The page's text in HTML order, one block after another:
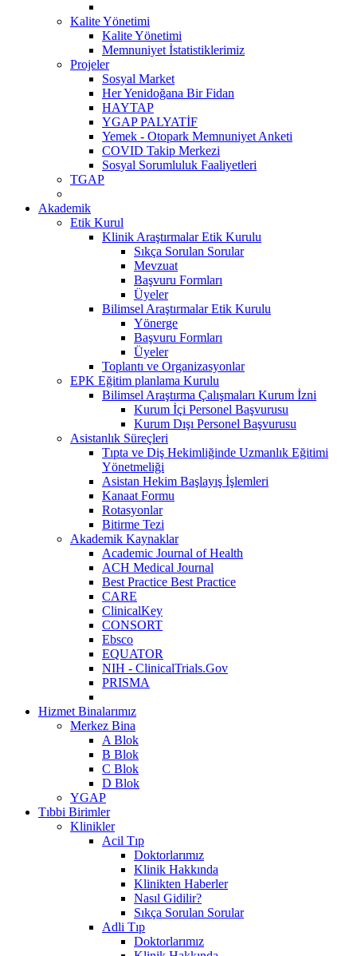
Kalite Yönetimi
Kalite Yönetimi
Memnuniyet İstatistiklerimiz
Projeler
Sosyal Market
Her Yenidoğana Bir Fidan
HAYTAP
YGAP PALYATİF
Yemek - Otopark Memnuniyet Anketi
COVID Takip Merkezi
Sosyal Sorumluluk Faaliyetleri
TGAP
Akademik
Etik Kurul
Klinik Araştırmalar Etik Kurulu
Sıkça Sorulan Sorular
Mevzuat
Başvuru Formları
Üyeler
Bilimsel Araştırmalar Etik Kurulu
Yönerge
Başvuru Formları
Üyeler
Toplantı ve Organizasyonlar
EPK Eğitim planlama Kurulu
Bilimsel Araştırma Çalışmaları Kurum İzni
Kurum İçi Personel Başvurusu
Kurum Dışı Personel Başvurusu
Asistanlık Süreçleri
Tıpta ve Diş Hekimliğinde Uzmanlık Eğitimi
Yönetmeliği
Asistan Hekim Başlayış İşlemleri
Kanaat Formu
Rotasyonlar
Bitirme Tezi
Akademik Kaynaklar
Academic Journal of Health
ACH Medical Journal
Best Practice Best Practice
CARE
ClinicalKey
CONSORT
Ebsco
EQUATOR
NIH - ClinicalTrials.Gov
PRISMA
Hizmet Binalarımız
Merkez Bina
A Blok
B Blok
C Blok
D Blok
YGAP
Tıbbi Birimler
Klinikler
Acil Tıp
Doktorlarımız
Klinik Hakkında
Klinikten Haberler
Nasıl Gidilir?
Sıkça Sorulan Sorular
Adli Tıp
Doktorlarımız